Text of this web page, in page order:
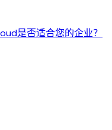
是否适合您的企业？